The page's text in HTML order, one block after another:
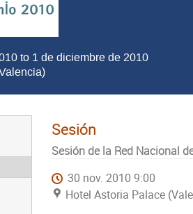
to 1 de diciembre de 2010
Sesión
Sesión de la Red Nacional
30 nov. 2010 9:00
Hotel Astoria Palace